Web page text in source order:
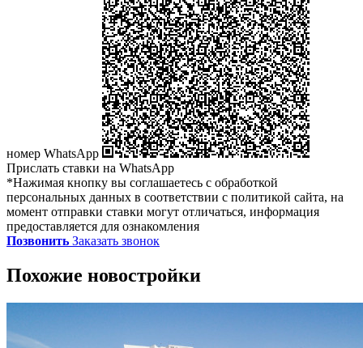
номер WhatsApp
Прислать ставки на WhatsApp
*Нажимая кнопку вы соглашаетесь с обработкой
персональных данных в соответствии с политикой сайта, на
момент отправки ставки могут отличаться, информация
предоставляется для ознакомления
Позвонить Заказать звонок
Похожие новостройки